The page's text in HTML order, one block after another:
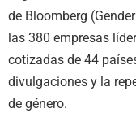
de Bloomberg
las 380 empresas
cotizadas de 44
divulgaciones y la
de género.